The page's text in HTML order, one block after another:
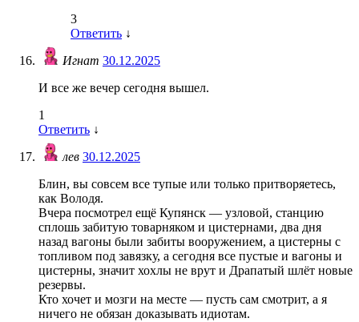
3
Ответить ↓
Игнат 30.12.2025
И все же вечер сегодня вышел.
1
Ответить ↓
лев 30.12.2025
Блин, вы совсем все тупые или только притворяетесь,
как Володя.
Вчера посмотрел ещё Купянск — узловой, станцию
сплошь забитую товарняком и цистернами, два дня
назад вагоны были забиты вооружением, а цистерны с
топливом под завязку, а сегодня все пустые и вагоны и
цистерны, значит хохлы не врут и Драпатый шлёт новые
резервы.
Кто хочет и мозги на месте — пусть сам смотрит, а я
ничего не обязан доказывать идиотам.